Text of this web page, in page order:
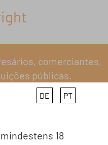
DE PT
18
comerciantes,
públicas.
consumidores finais
13 BGB)